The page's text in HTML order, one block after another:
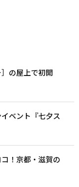
］の屋上で初開
ベント『七夕ス
！京都・滋賀の